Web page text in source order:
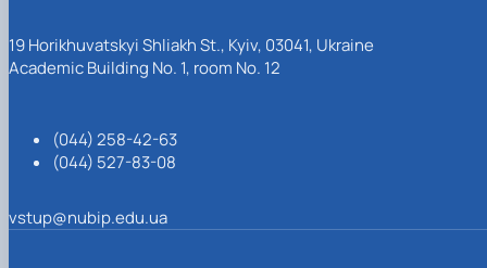
19 Horikhuvatskyi Shliakh St., Kyiv, 03041, Ukraine
Academic Building No. 1, room No. 12
(044) 258-42-63
(044) 527-83-08
vstup@nubip.edu.ua